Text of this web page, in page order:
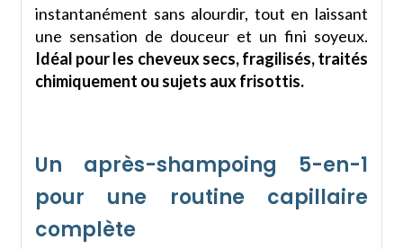
instantanément sans alourdir, tout en laissant
une sensation de douceur et un fini soyeux.
Idéal pour les cheveux secs, fragilisés, traités
chimiquement ou sujets aux frisottis.
Un après-shampoing 5-en-1
pour une routine capillaire
complète